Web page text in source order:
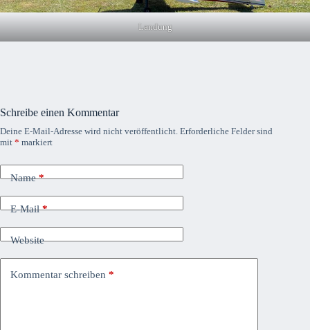
Landung
Schreibe einen Kommentar
Deine E-Mail-Adresse wird nicht veröffentlicht. Erforderliche Felder sind
mit * markiert
Name*
E-Mail*
Website
Kommentar schreiben *